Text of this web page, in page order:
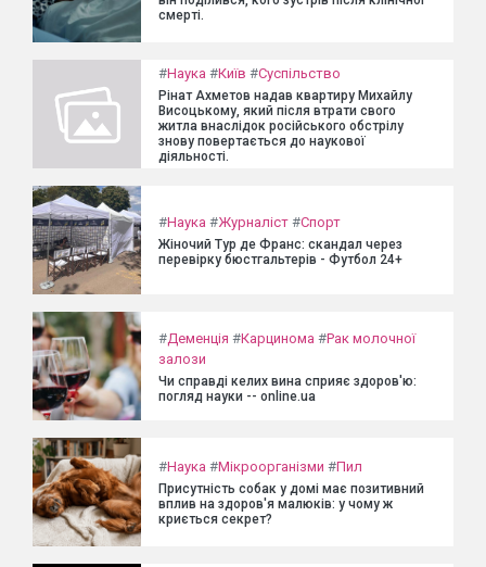
смерті.
#Наука #Київ #Суспільство
Рінат Ахметов надав квартиру Михайлу
Висоцькому, який після втрати свого
житла внаслідок російського обстрілу
знову повертається до наукової
діяльності.
#Наука #Журналіст #Спорт
Жіночий Тур де Франс: скандал через
перевірку бюстгальтерів - Футбол 24+
#Деменція #Карцинома #Рак молочної
залози
Чи справді келих вина сприяє здоров'ю:
погляд науки -- online.ua
#Наука #Мікроорганізми #Пил
Присутність собак у домі має позитивний
вплив на здоров'я малюків: у чому ж
криється секрет?